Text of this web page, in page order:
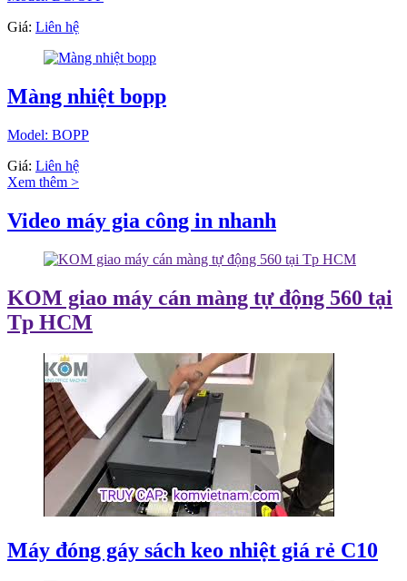
Giá: Liên hệ
Màng nhiệt bopp
Model: BOPP
Giá: Liên hệ
Xem thêm >
Video máy gia công in nhanh
KOM giao máy cán màng tự động 560 tại
Tp HCM
Máy đóng gáy sách keo nhiệt giá rẻ C10